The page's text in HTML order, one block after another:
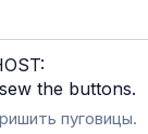
the buttons.
пуговицы.